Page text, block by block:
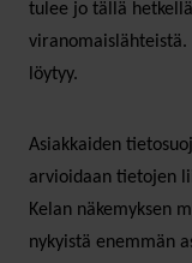
tulee jo tällä
löytyy.
Asiakkaiden
arvioidaan tietojen
Kelan näkemyksen
nykyistä enemmän